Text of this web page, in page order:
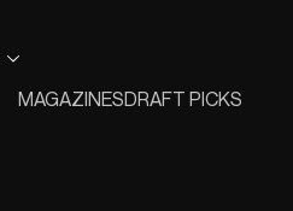
MAGAZINESDRAFT PICKS